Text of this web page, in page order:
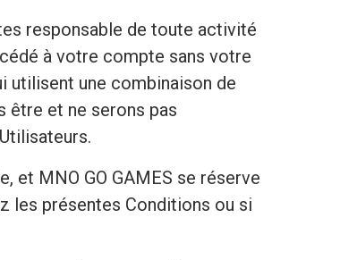
responsable de toute activité
à votre compte sans votre
utilisent une combinaison de
être et ne serons pas
et MNO GO GAMES se réserve
les présentes Conditions ou si